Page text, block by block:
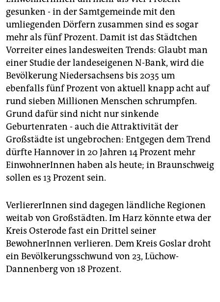
gesunken - in der Samtgemeinde mit den
umliegenden Dörfern zusammen sind es sogar
mehr als fünf Prozent. Damit ist das Städtchen
Vorreiter eines landesweiten Trends: Glaubt man
einer Studie der landeseigenen N-Bank, wird die
Bevölkerung Niedersachsens bis 2035 um
ebenfalls fünf Prozent von aktuell knapp acht auf
rund sieben Millionen Menschen schrumpfen.
Grund dafür sind nicht nur sinkende
Geburtenraten - auch die Attraktivität der
Großstädte ist ungebrochen: Entgegen dem Trend
dürfte Hannover in 20 Jahren 14 Prozent mehr
EinwohnerInnen haben als heute; in Braunschweig
sollen es 13 Prozent sein.
VerliererInnen sind dagegen ländliche Regionen
weitab von Großstädten. Im Harz könnte etwa der
Kreis Osterode fast ein Drittel seiner
BewohnerInnen verlieren. Dem Kreis Goslar droht
ein Bevölkerungsschwund von 23, Lüchow-
Dannenberg von 18 Prozent.